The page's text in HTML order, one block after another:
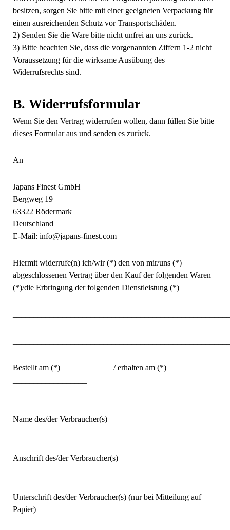
besitzen, sorgen Sie bitte mit einer geeigneten Verpackung für
einen ausreichenden Schutz vor Transportschäden.
2) Senden Sie die Ware bitte nicht unfrei an uns zurück.
3) Bitte beachten Sie, dass die vorgenannten Ziffern 1-2 nicht
Voraussetzung für die wirksame Ausübung des
Widerrufsrechts sind.
B. Widerrufsformular
Wenn Sie den Vertrag widerrufen wollen, dann füllen Sie bitte
dieses Formular aus und senden es zurück.
An
Japans Finest GmbH
Bergweg 19
63322 Rödermark
Deutschland
E-Mail: info@japans-finest.com
Hiermit widerrufe(n) ich/wir (*) den von mir/uns (*)
abgeschlossenen Vertrag über den Kauf der folgenden Waren
(*)/die Erbringung der folgenden Dienstleistung (*)
Bestellt am (*) ____________ / erhalten am (*)
Name des/der Verbraucher(s)
Anschrift des/der Verbraucher(s)
Unterschrift des/der Verbraucher(s) (nur bei Mitteilung auf
Papier)